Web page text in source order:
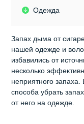
Одежда
Запах дыма от
нашей одежде и
избавились от
несколько
неприятного
способа убрать
от него на одежде.